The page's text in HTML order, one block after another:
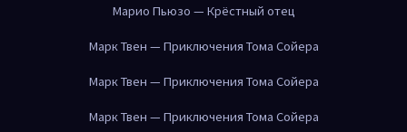
Марио Пьюзо — Крёстный отец
Марк Твен — Приключения Тома Сойера
Марк Твен — Приключения Тома Сойера
Марк Твен — Приключения Тома Сойера